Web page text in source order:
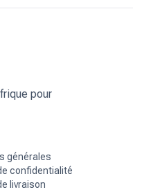
pour
générales
confidentialité
livraison